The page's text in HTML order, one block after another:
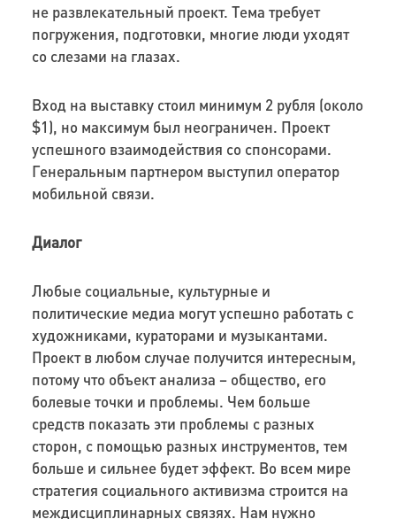
не развлекательный проект. Тема требует
погружения, подготовки, многие люди уходят
со слезами на глазах.
Вход на выставку стоил минимум 2 рубля (около
$1), но максимум был неограничен. Проект
успешного взаимодействия со спонсорами.
Генеральным партнером выступил оператор
мобильной связи.
Диалог
Любые социальные, культурные и
политические медиа могут успешно работать с
художниками, кураторами и музыкантами.
Проект в любом случае получится интересным,
потому что объект анализа – общество, его
болевые точки и проблемы. Чем больше
средств показать эти проблемы с разных
сторон, с помощью разных инструментов, тем
больше и сильнее будет эффект. Во всем мире
стратегия социального активизма строится на
междисциплинарных связях. Нам нужно